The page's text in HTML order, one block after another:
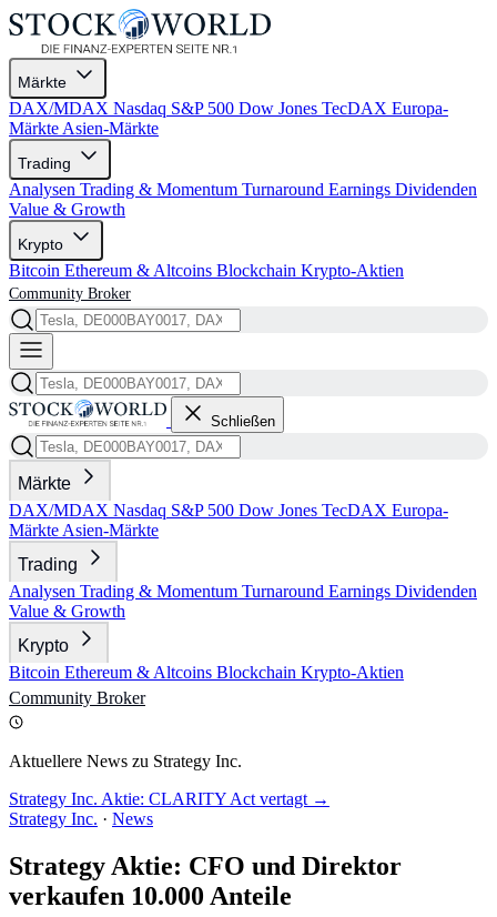
Märkte
DAX/MDAX Nasdaq S&P 500 Dow Jones TecDAX Europa-
Märkte Asien-Märkte
Trading
Analysen Trading & Momentum Turnaround Earnings Dividenden
Value & Growth
Krypto
Bitcoin Ethereum & Altcoins Blockchain Krypto-Aktien
Community Broker
Schließen
Märkte
DAX/MDAX Nasdaq S&P 500 Dow Jones TecDAX Europa-
Märkte Asien-Märkte
Trading
Analysen Trading & Momentum Turnaround Earnings Dividenden
Value & Growth
Krypto
Bitcoin Ethereum & Altcoins Blockchain Krypto-Aktien
Community Broker
Aktuellere News zu Strategy Inc.
Strategy Inc. Aktie: CLARITY Act vertagt →
Strategy Inc. · News
Strategy Aktie: CFO und Direktor
verkaufen 10.000 Anteile